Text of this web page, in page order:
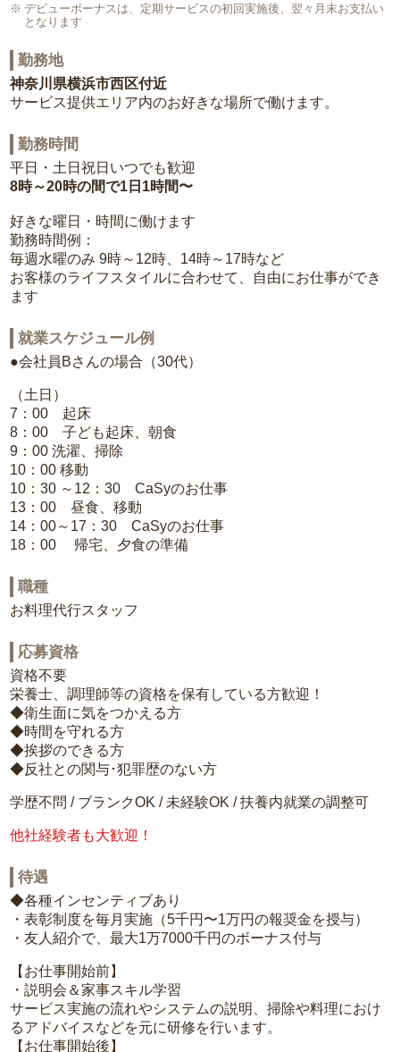
デビューボーナスは、定期サービスの初回実施後、翌々月末お支払い
となります
勤務地
神奈川県横浜市西区付近
サービス提供エリア内のお好きな場所で働けます。
勤務時間
平日・土日祝日いつでも歓迎
8時～20時の間で1日1時間〜
好きな曜日・時間に働けます
勤務時間例：
毎週水曜のみ 9時～12時、14時～17時など
お客様のライフスタイルに合わせて、自由にお仕事ができ
ます
就業スケジュール例
●会社員Bさんの場合（30代）
（土日）
7：00 起床
8：00 子ども起床、朝食
9：00 洗濯、掃除
10：00 移動
10：30 ～12：30 CaSyのお仕事
13：00 昼食、移動
14：00～17：30 CaSyのお仕事
18：00 帰宅、夕食の準備
職種
お料理代行スタッフ
応募資格
資格不要
栄養士、調理師等の資格を保有している方歓迎！
◆衛生面に気をつかえる方
◆時間を守れる方
◆挨拶のできる方
◆反社との関与･犯罪歴のない方
学歴不問 / ブランクOK / 未経験OK / 扶養内就業の調整可
他社経験者も大歓迎！
待遇
◆各種インセンティブあり
・表彰制度を毎月実施（5千円〜1万円の報奨金を授与）
・友人紹介で、最大1万7000千円のボーナス付与
【お仕事開始前】
・説明会＆家事スキル学習
サービス実施の流れやシステムの説明、掃除や料理におけ
るアドバイスなどを元に研修を行います。
【お仕事開始後】